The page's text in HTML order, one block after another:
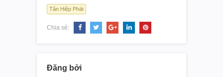
Tân Hiệp Phát
Chia sẻ:
Đăng bởi